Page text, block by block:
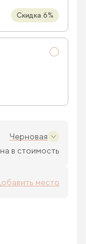
Скидка 6%
Черновая
в стоимость
место